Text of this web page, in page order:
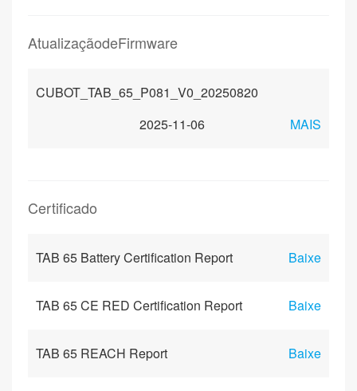
AtualizaçãodeFirmware
CUBOT_TAB_65_P081_V0_20250820
2025-11-06
MAIS
Certificado
TAB 65 Battery Certification Report Baixe
TAB 65 CE RED Certification Report Baixe
TAB 65 REACH Report Baixe